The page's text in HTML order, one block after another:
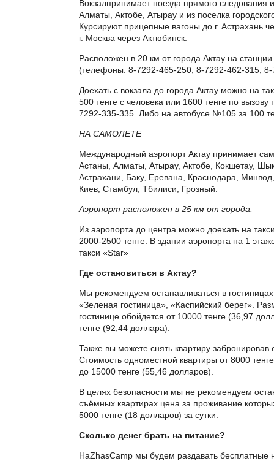
Вокзалпринимает поезда прямого следования
Алматы, Актобе, Атырау и из поселка
Курсируют прицепные вагоны до г. Астрахань
г. Москва через Актюбинск.
Расположен в 20 км от города Актау на
(телефоны: 8-7292-465-250, 8-7292-462-315,
Доехать с вокзала до города Актау можно на
500 тенге с человека или 1600 тенге по вызову
7292-335-335. Либо на автобусе №105 за 100
НА САМОЛЕТЕ
Международный аэропорт Актау принимает
Астаны, Алматы, Атырау, Актобе, Кокшетау,
Астрахани, Баку, Еревана, Краснодара,
Киев, Стамбул, Тбилиси, Грозный.
Аэропорт расположен в 25 км от города.
Из аэропорта до центра можно доехать на
2000-2500 тенге. В здании аэропорта на 1
такси «Star»
Где остановиться в Актау?
Мы рекомендуем останавливаться в
«Зеленая гостиница», «Каспийский берег».
гостинице обойдется от 10000 тенге (36,97
тенге (92,44 доллара).
Также вы можете снять квартиру забронировав
Стоимость одноместной квартиры от 8000
до 15000 тенге (55,46 долларов).
В целях безопасности мы не рекомендуем
съёмных квартирах цена за проживание
5000 тенге (18 долларов) за сутки.
Сколько денег брать на питание?
НаZhasCamp мы будем раздавать бесплатные